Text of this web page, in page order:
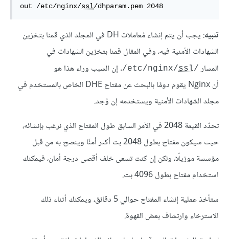
out /etc/nginx/ssl/dhparam.pem 2048
تنبيه
: يجب أن يتم إنشاء مُعاملات DH في المجلد الذي قمنا بتخزين
الشهادات الأمنية فيه، وفي المقال قمنا بتخزين الشهادات في
المسار /etc/nginx/
ssl
/. إن السبب وراء هذا هو
أن Nginx يقوم دومًا بالبحث عن مفتاح DHE الخاص بالمستخدم في
مجلد الشهادات الأمنية ويستخدمه إن وُجد.
تحدّد القيمة 2048 في الأمر السابق طول المفتاح الذي نرغب بإنشائه،
حيث سيكون مفتاح بطول 2048 بت أكثر أمنًا وينصح به من قبل
مؤسسة موزيلّا، ولكن إن كنت تسعى خلف أقصى درجة أمان، فيمكنك
استخدام مفتاح بطول 4096 بت.
ستأخذ عملية إنشاء المفتاح حوالي 5 دقائق، ويمكنك أثناء ذلك
الاسترخاء وارتشاف بعض القهوة.